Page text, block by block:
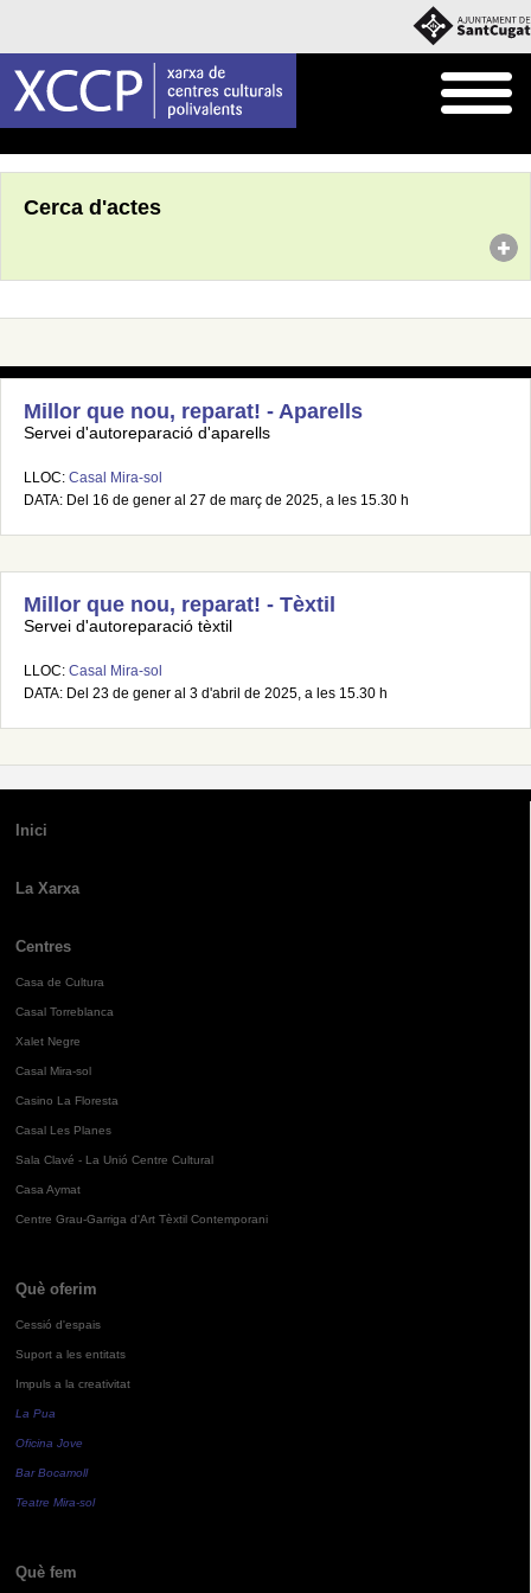
Cerca d'actes
Millor que nou, reparat! - Aparells
Servei d'autoreparació d'aparells
LLOC: Casal Mira-sol
DATA: Del 16 de gener al 27 de març de 2025, a les 15.30 h
Millor que nou, reparat! - Tèxtil
Servei d'autoreparació tèxtil
LLOC: Casal Mira-sol
DATA: Del 23 de gener al 3 d'abril de 2025, a les 15.30 h
Inici
La Xarxa
Centres
Casa de Cultura
Casal Torreblanca
Xalet Negre
Casal Mira-sol
Casino La Floresta
Casal Les Planes
Sala Clavé - La Unió Centre Cultural
Casa Aymat
Centre Grau-Garriga d'Art Tèxtil Contemporani
Què oferim
Cessió d'espais
Suport a les entitats
Impuls a la creativitat
La Pua
Oficina Jove
Bar Bocamoll
Teatre Mira-sol
Què fem